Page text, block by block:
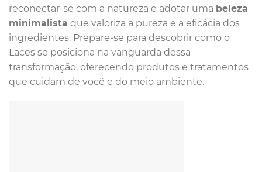
reconectar-se com a natureza e adotar uma beleza
minimalista que valoriza a pureza e a eficácia dos
ingredientes. Prepare-se para descobrir como o
Laces se posiciona na vanguarda dessa
transformação, oferecendo produtos e tratamentos
que cuidam de você e do meio ambiente.